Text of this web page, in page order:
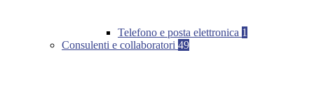
Telefono e posta elettronica 1
Consulenti e collaboratori 49